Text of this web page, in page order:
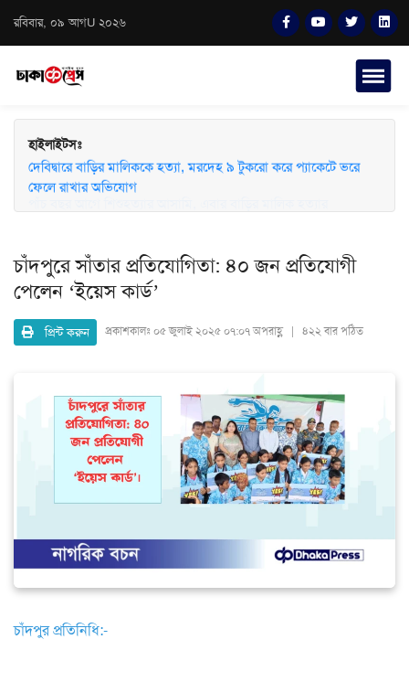
রবিবার, ০৯ আগU ২০২৬
হাইলাইটসঃ
দেবিদ্বারে বাড়ির মালিককে হত্যা, মরদেহ ৯ টুকরো করে প্যাকেটে ভরে
ফেলে রাখার অভিযোগ
চাঁদপুরে সাঁতার প্রতিযোগিতা: ৪০ জন প্রতিযোগী
পেলেন ‘ইয়েস কার্ড’
প্রিন্ট করুন প্রকাশকালঃ ০৫ জুলাই ২০২৫ ০৭:০৭ অপরাহ্ণ | ৪২২ বার পঠিত
চাঁদপুর প্রতিনিধি:-